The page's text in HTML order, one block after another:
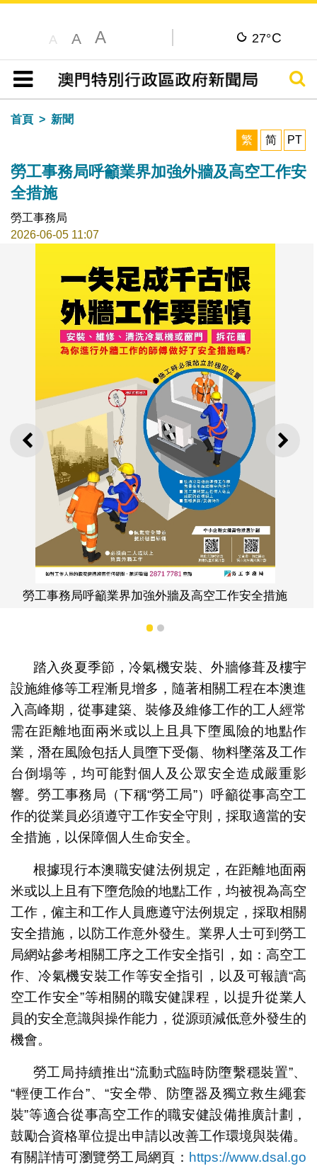
A A A 27°C
目錄
搜尋
首頁
新聞
繁
简 PT
勞工事務局呼籲業界加強外牆及高空工作安
全措施
勞工事務局
2026-06-05 11:07
上一則 下一
工作安全措施 勞工事務局呼籲業界加強外牆及
1 2
踏入炎夏季節，冷氣機安裝、外牆修葺及樓宇
設施維修等工程漸見增多，隨著相關工程在本澳進
入高峰期，從事建築、裝修及維修工作的工人經常
需在距離地面兩米或以上且具下墮風險的地點作
業，潛在風險包括人員墮下受傷、物料墜落及工作
台倒塌等，均可能對個人及公眾安全造成嚴重影
響。勞工事務局（下稱“勞工局”）呼籲從事高空工
作的從業員必須遵守工作安全守則，採取適當的安
全措施，以保障個人生命安全。
根據現行本澳職安健法例規定，在距離地面兩
米或以上且有下墮危險的地點工作，均被視為高空
工作，僱主和工作人員應遵守法例規定，採取相關
安全措施，以防工作意外發生。業界人士可到勞工
局網站參考相關工序之工作安全指引，如：高空工
作、冷氣機安裝工作等安全指引，以及可報讀“高
空工作安全”等相關的職安健課程，以提升從業人
員的安全意識與操作能力，從源頭減低意外發生的
機會。
勞工局持續推出“流動式臨時防墮繫穩裝置”、
“輕便工作台”、“安全帶、防墮器及獨立救生繩套
裝”等適合從事高空工作的職安健設備推廣計劃，
鼓勵合資格單位提出申請以改善工作環境與裝備。
有關詳情可瀏覽勞工局網頁： https://www.dsal.go